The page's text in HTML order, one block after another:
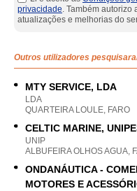
privacidade. Também autorizo
atualizações e melhorias do
Outros utilizadores
MTY SERVICE, LDA
LDA
QUARTEIRA LOULE, FARO
CELTIC MARINE,
UNIP
ALBUFEIRA OLHOS AGUA,
ONDANÁUTICA -
MOTORES E